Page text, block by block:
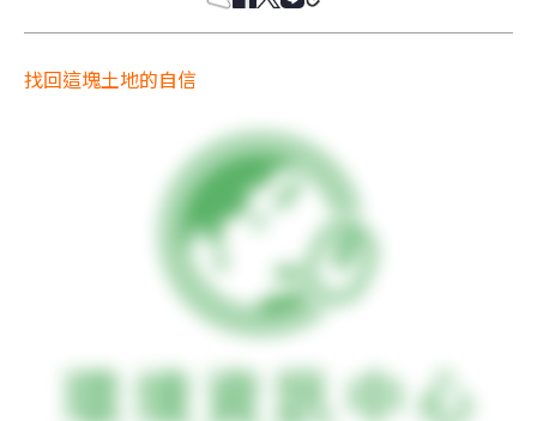
找回這塊土地的自信